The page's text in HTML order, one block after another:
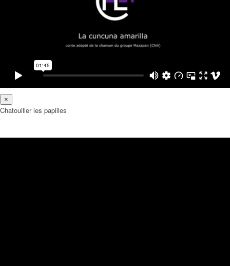
×
Chatouiller les papilles